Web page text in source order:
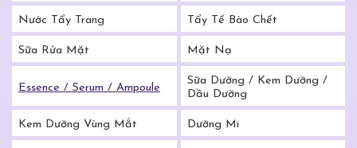
Nước Tẩy Trang Tẩy Tế Bào Chết
Sữa Rửa Mặt Mặt Nạ
Essence / Serum / Ampoule
Sữa Dưỡng / Kem Dưỡng /
Dầu Dưỡng
Kem Dưỡng Vùng Mắt Dưỡng Mi